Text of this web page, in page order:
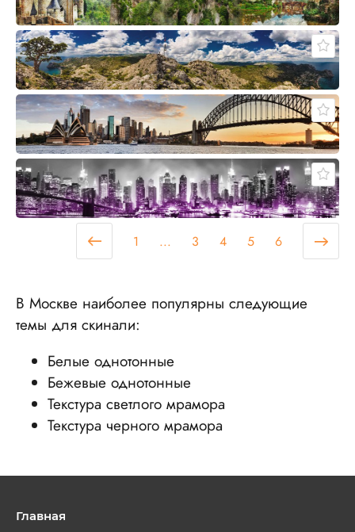
1 ... 3 4 5 6
В Москве наиболее популярны следующие
темы для скинали:
Белые однотонные
Бежевые однотонные
Текстура светлого мрамора
Текстура черного мрамора
Главная